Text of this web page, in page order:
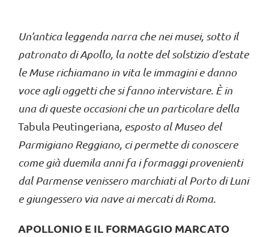
Un’antica leggenda narra che nei musei, sotto il
patronato di Apollo, la notte del solstizio d’estate
le Muse richiamano in vita le immagini e danno
voce agli oggetti che si fanno intervistare. È in
una di queste occasioni che un particolare della
Tabula Peutingeriana, esposto al Museo del
Parmigiano Reggiano, ci permette di conoscere
come già duemila anni fa i formaggi provenienti
dal Parmense venissero marchiati al Porto di Luni
e giungessero via nave ai mercati di Roma.
APOLLONIO E IL FORMAGGIO MARCATO